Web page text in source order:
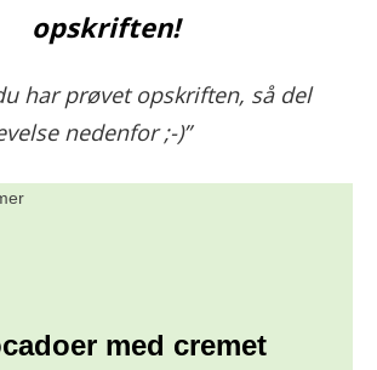
opskriften!
har prøvet opskriften, så del
nedenfor ;-)”
med cremet